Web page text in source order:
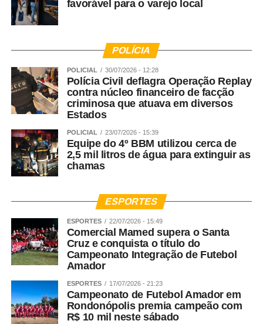
favorável para o varejo local
POLÍCIA
POLICIAL 30/07/2026 - 12:28
Polícia Civil deflagra Operação Replay
contra núcleo financeiro de facção
criminosa que atuava em diversos
Estados
POLICIAL 23/07/2026 - 15:39
Equipe do 4º BBM utilizou cerca de
2,5 mil litros de água para extinguir as
chamas
ESPORTES
ESPORTES 22/07/2026 - 15:49
Comercial Mamed supera o Santa
Cruz e conquista o título do
Campeonato Integração de Futebol
Amador
ESPORTES 17/07/2026 - 21:23
Campeonato de Futebol Amador em
Rondonópolis premia campeão com
R$ 10 mil neste sábado